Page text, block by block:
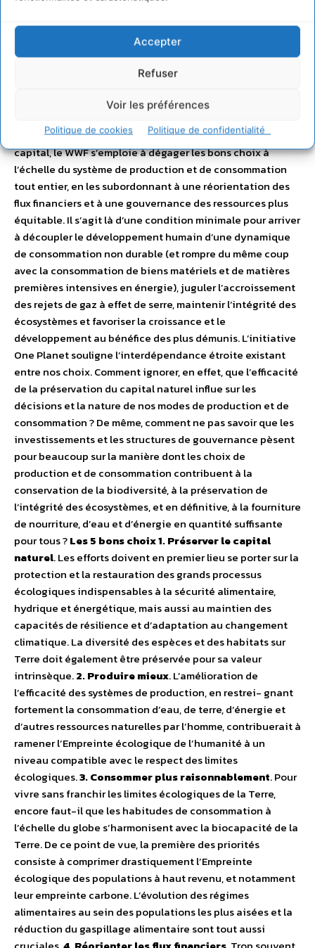
Accepter
Refuser
Voir les préférences
Politique de cookies Politique de confidentialité
: celle selon laquelle le capital naturel de la Terre
(biodiversité, écosystèmes et services écosystémiques)
est limité. La perspective One Planet (“Une seule
gestion, la gouvernance et le partage du capital naturel
d’œuvrer à la sauvegarde et à la restauration de ce
capital, le WWF s’emploie à dégager les bons choix à
l’échelle du système de production et de consommation
tout entier, en les subordonnant à une réorientation des
flux financiers et à une gouvernance des ressources plus
équitable. Il s’agit là d’une condition minimale pour arriver
à découpler le développement humain d’une dynamique
de consommation non durable (et rompre du même coup
avec la consommation de biens matériels et de matières
premières intensives en énergie), juguler l’accroissement
des rejets de gaz à effet de serre, maintenir l’intégrité des
écosystèmes et favoriser la croissance et le
développement au bénéfice des plus démunis. L’initiative
One Planet souligne l’interdépendance étroite existant
entre nos choix. Comment ignorer, en effet, que l’efficacité
de la préservation du capital naturel influe sur les
décisions et la nature de nos modes de production et de
consommation ? De même, comment ne pas savoir que les
investissements et les structures de gouvernance pèsent
pour beaucoup sur la manière dont les choix de
production et de consommation contribuent à la
conservation de la biodiversité, à la préservation de
l’intégrité des écosystèmes, et en définitive, à la fourniture
de nourriture, d’eau et d’énergie en quantité suffisante
pour tous ?Les 5 bons choix1. Préserver le capital
naturel. Les efforts doivent en premier lieu se porter sur la
protection et la restauration des grands processus
écologiques indispensables à la sécurité alimentaire,
hydrique et énergétique, mais aussi au maintien des
capacités de résilience et d’adaptation au changement
climatique. La diversité des espèces et des habitats sur
Terre doit également être préservée pour sa valeur
intrinsèque.2. Produire mieux. L’amélioration de
l’efficacité des systèmes de production, en restrei- gnant
fortement la consommation d’eau, de terre, d’énergie et
d’autres ressources naturelles par l’homme, contribuerait à
ramener l’Empreinte écologique de l’humanité à un
niveau compatible avec le respect des limites
écologiques.3. Consommer plus raisonnablement. Pour
vivre sans franchir les limites écologiques de la Terre,
encore faut-il que les habitudes de consommation à
l’échelle du globe s’harmonisent avec la biocapacité de la
Terre. De ce point de vue, la première des priorités
consiste à comprimer drastiquement l’Empreinte
écologique des populations à haut revenu, et notamment
leur empreinte carbone. L’évolution des régimes
alimentaires au sein des populations les plus aisées et la
réduction du gaspillage alimentaire sont tout aussi